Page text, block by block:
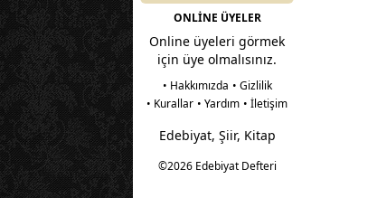
ONLİNE ÜYELER
Online üyeleri görmek
için üye olmalısınız.
• Hakkımızda • Gizlilik
• Kurallar • Yardım • İletişim
Edebiyat, Şiir, Kitap
©2026 Edebiyat Defteri